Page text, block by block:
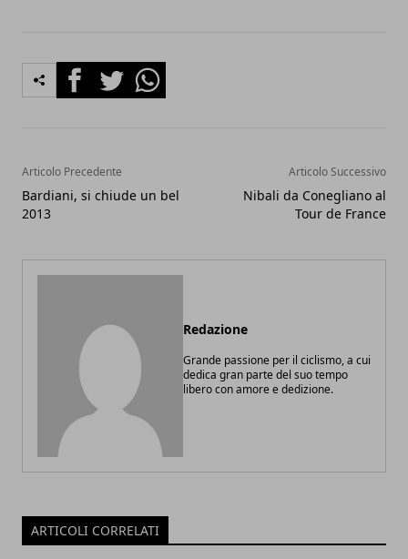
FacebookTwitterWhatsapp
Articolo Precedente
Bardiani, si chiude un bel
2013
Articolo Successivo
Nibali da Conegliano al
Tour de France
Redazione
Grande passione per il ciclismo, a cui
dedica gran parte del suo tempo
libero con amore e dedizione.
ARTICOLI CORRELATI